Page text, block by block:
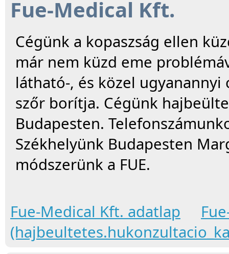
Fue-Medical Kft.
Cégünk a kopaszság ellen
már nem küzd eme
látható-, és közel
szőr borítja. Cégünk
Budapesten.
Székhelyünk Budapesten
módszerünk a FUE.
Fue-Medical Kft. adatlap